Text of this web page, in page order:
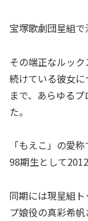
宝塚歌劇団星組で
その端正なルッ
続けている彼女
まで、あらゆる
た。
「もえこ」の愛
98期生として
同期には現星組
プ娘役の真彩希